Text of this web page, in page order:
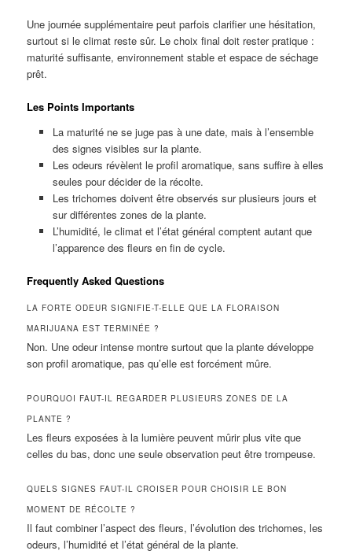
Une journée supplémentaire peut parfois clarifier une hésitation,
surtout si le climat reste sûr. Le choix final doit rester pratique :
maturité suffisante, environnement stable et espace de séchage
prêt.
Les Points Importants
La maturité ne se juge pas à une date, mais à l’ensemble
des signes visibles sur la plante.
Les odeurs révèlent le profil aromatique, sans suffire à elles
seules pour décider de la récolte.
Les trichomes doivent être observés sur plusieurs jours et
sur différentes zones de la plante.
L’humidité, le climat et l’état général comptent autant que
l’apparence des fleurs en fin de cycle.
Frequently Asked Questions
LA FORTE ODEUR SIGNIFIE-T-ELLE QUE LA FLORAISON
MARIJUANA EST TERMINÉE ?
Non. Une odeur intense montre surtout que la plante développe
son profil aromatique, pas qu’elle est forcément mûre.
POURQUOI FAUT-IL REGARDER PLUSIEURS ZONES DE LA
PLANTE ?
Les fleurs exposées à la lumière peuvent mûrir plus vite que
celles du bas, donc une seule observation peut être trompeuse.
QUELS SIGNES FAUT-IL CROISER POUR CHOISIR LE BON
MOMENT DE RÉCOLTE ?
Il faut combiner l’aspect des fleurs, l’évolution des trichomes, les
odeurs, l’humidité et l’état général de la plante.